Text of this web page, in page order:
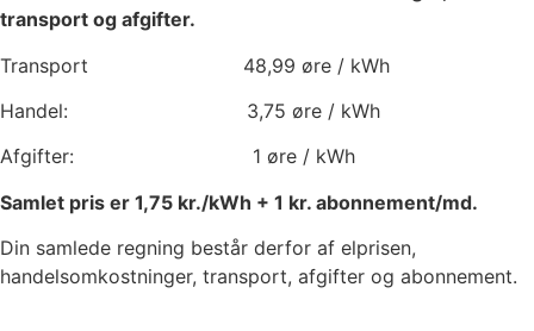
transport og afgifter.
Transport 48,99 øre / kWh
Handel: 3,75 øre / kWh
Afgifter: 1 øre / kWh
Samlet pris er 1,75 kr./kWh + 1 kr. abonnement/md.
Din samlede regning består derfor af elprisen,
handelsomkostninger, transport, afgifter og abonnement.